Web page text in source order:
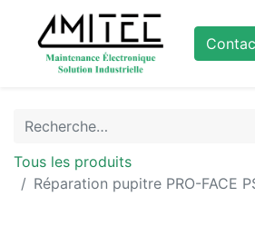
Tous les produits
Réparation pupitre PRO-FACE